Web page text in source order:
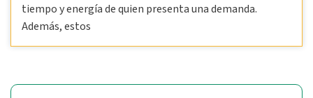
tiempo y energía de quien presenta una demanda.
Además, estos